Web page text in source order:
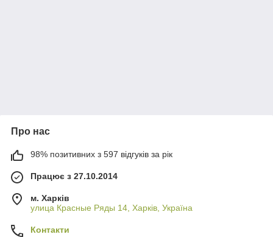
Про нас
98% позитивних з 597 відгуків за рік
Працює з 27.10.2014
м. Харків
улица Красные Ряды 14, Харків, Україна
Контакти